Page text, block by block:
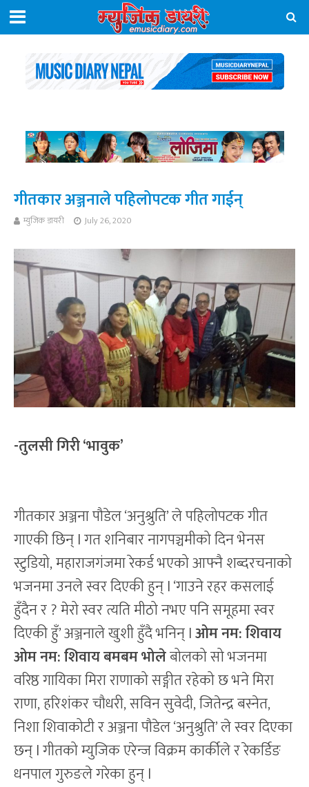
गीतकार अञ्जनाले पहिलोपटक गीत गाईन्
म्युजिक डायरी July 26, 2020
-तुलसी गिरी ‘भावुक’
गीतकार अञ्जना पौडेल ‘अनुश्रुति’ ले पहिलोपटक गीत
गाएकी छिन् l गत शनिबार नागपञ्चमीको दिन भेनस
स्टुडियो, महाराजगंजमा रेकर्ड भएको आफ्नै शब्दरचनाको
भजनमा उनले स्वर दिएकी हुन् l ‘गाउने रहर कसलाई
हुँदैन र ? मेरो स्वर त्यति मीठो नभए पनि समूहमा स्वर
दिएकी हुँ’ अञ्जनाले खुशी हुँदै भनिन् lओम नम: शिवाय
ओम नम: शिवाय बमबम भोलेबोलको सो भजनमा
वरिष्ठ गायिका मिरा राणाको सङ्गीत रहेको छ भने मिरा
राणा, हरिशंकर चौधरी, सविन सुवेदी, जितेन्द्र बस्नेत,
निशा शिवाकोटी र अञ्जना पौडेल ‘अनुश्रुति’ ले स्वर दिएका
छन् l गीतको म्युजिक एरेन्ज विक्रम कार्कीले र रेकर्डिङ
धनपाल गुरुङले गरेका हुन् l